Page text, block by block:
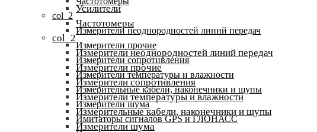
col_2
Измерители неоднородностей линий передач
Измерители прочие
Измерители сопротивления
Измерители температуры и влажности
Измерительные кабели, наконечники и щупы
Измерители шума
Имитаторы сигналов GPS и ГЛОНАСС
Усилители
Частотомеры
col_2
Измерители неоднородностей линий передач
Измерители прочие
Измерители сопротивления
Измерители температуры и влажности
Измерительные кабели, наконечники и щупы
Измерители шума